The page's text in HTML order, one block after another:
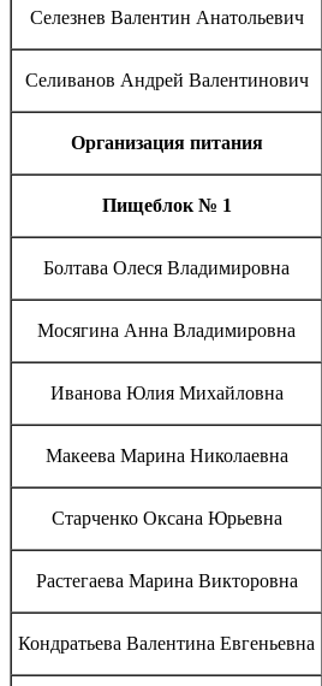
Селезнев Валентин Анатольевич
Селиванов Андрей Валентинович
Организация питания
Пищеблок № 1
Болтава Олеся Владимировна
Мосягина Анна Владимировна
Иванова Юлия Михайловна
Макеева Марина Николаевна
Старченко Оксана Юрьевна
Растегаева Марина Викторовна
Кондратьева Валентина Евгеньевна